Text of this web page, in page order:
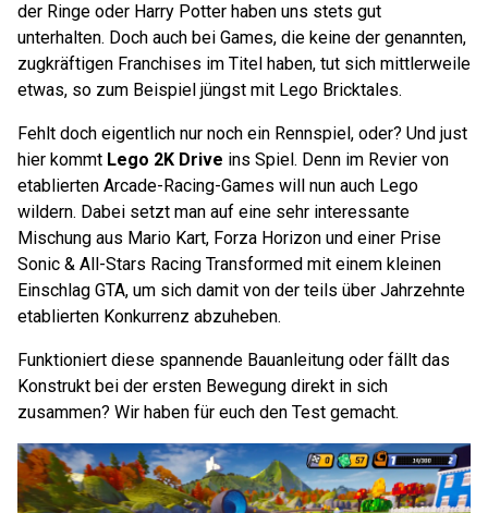
der Ringe oder Harry Potter haben uns stets gut
unterhalten. Doch auch bei Games, die keine der genannten,
zugkräftigen Franchises im Titel haben, tut sich mittlerweile
etwas, so zum Beispiel jüngst mit Lego Bricktales.
Fehlt doch eigentlich nur noch ein Rennspiel, oder? Und just
hier kommt Lego 2K Drive ins Spiel. Denn im Revier von
etablierten Arcade-Racing-Games will nun auch Lego
wildern. Dabei setzt man auf eine sehr interessante
Mischung aus Mario Kart, Forza Horizon und einer Prise
Sonic & All-Stars Racing Transformed mit einem kleinen
Einschlag GTA, um sich damit von der teils über Jahrzehnte
etablierten Konkurrenz abzuheben.
Funktioniert diese spannende Bauanleitung oder fällt das
Konstrukt bei der ersten Bewegung direkt in sich
zusammen? Wir haben für euch den Test gemacht.